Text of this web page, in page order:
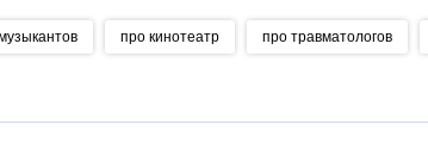
про кинотеатр про травматологов